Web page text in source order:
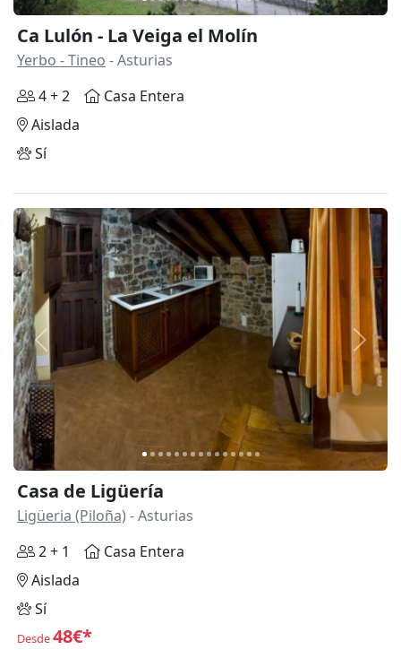
Ca Lulón - La Veiga el Molín
Yerbo - Tineo - Asturias
4 + 2
Casa Entera
Aislada
Sí
Anterior
Casa de Ligüería
Ligüeria (Piloña) - Asturias
2 + 1
Casa Entera
Aislada
Sí
Desde48€*